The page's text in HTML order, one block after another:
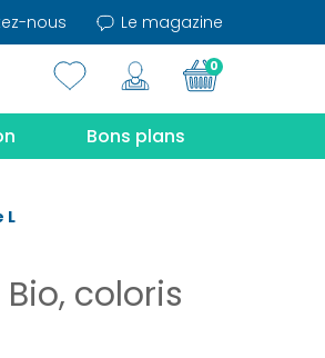
nous Le magazine
0
Bons plans
L
coloris